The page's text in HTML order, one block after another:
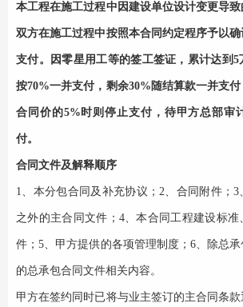
本工程在施工过程中因建设单位设计变更导
双方在施工过程中按照本合同约定程序予以
支付。因零星用工等的签工签证，累计达到5
按70%一并支付，剩余30%随结算款一并支付
合同价的5%时则停止支付，待甲方总部审
付。
合同文件及解释顺序
1、本分包合同及补充协议； 2、合同附件； 3
之外的主合同文件； 4、本合同工程建设标准
件；5、甲方提供的各项管理制度；6、除总
的总承包合同文件相关内容。
甲方在签约同时已将与业主签订的主合同条